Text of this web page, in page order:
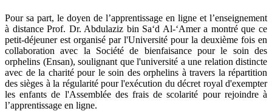
Pour sa part, le doyen de l’apprentissage en ligne et l’enseignement
à distance Prof. Dr. Abdulaziz bin Sa‘d Al-‘Amer a montré que ce
petit-déjeuner est organisé par l'Université pour la deuxième fois en
collaboration avec la Société de bienfaisance pour le soin des
orphelins (Ensan), soulignant que l'université a une relation distincte
avec de la charité pour le soin des orphelins à travers la répartition
des sièges à la régularité pour l'exécution du décret royal d'exempter
les enfants de l'Assemblée des frais de scolarité pour rejoindre à
l’apprentissage en ligne.